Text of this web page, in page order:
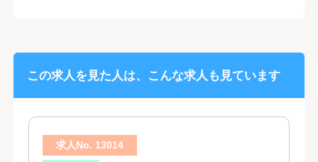
この求人を見た人は、こんな求人も見ています
求人No. 13014